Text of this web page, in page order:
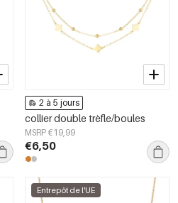
2 à 5 jours
collier double trèfle/boules
MSRP €19,99
€6,50
Entrepôt de l'UE